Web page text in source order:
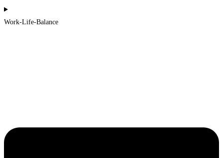
Work-Life-Balance